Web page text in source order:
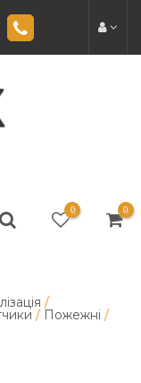
0 0
/
/ Пожежні /